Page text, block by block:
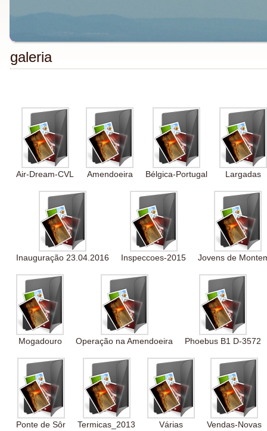
galeria
Air-Dream-CVL Amendoeira Bélgica-Portugal Largadas
Inauguração 23.04.2016 Inspeccoes-2015 Jovens de
Mogadouro Operação na Amendoeira Phoebus B1 D-3572
Ponte de Sôr Termicas_2013 Várias Vendas-Novas